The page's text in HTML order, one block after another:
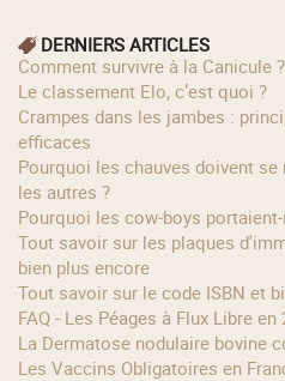
DERNIERS ARTICLES
Comment survivre à la Canicule ?
Le classement Elo, c’est quoi ?
Crampes dans les jambes : principales causes et solutions
efficaces
Pourquoi les chauves doivent se méfier du soleil bien plus que
les autres ?
Pourquoi les cow‑boys
Tout savoir sur les plaques d'immatriculation françaises et
bien plus encore
Tout savoir sur le code ISBN et
FAQ - Les Péages à Flux Libre
La Dermatose nodulaire bovine
Les Vaccins Obligatoires en